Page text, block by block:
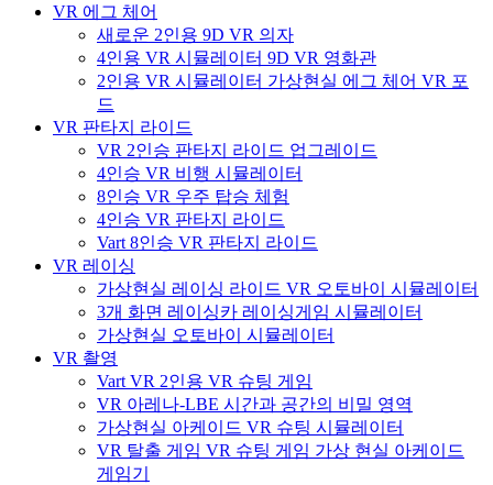
VR 에그 체어
새로운 2인용 9D VR 의자
4인용 VR 시뮬레이터 9D VR 영화관
2인용 VR 시뮬레이터 가상현실 에그 체어 VR 포
드
VR 판타지 라이드
VR 2인승 판타지 라이드 업그레이드
4인승 VR 비행 시뮬레이터
8인승 VR 우주 탑승 체험
4인승 VR 판타지 라이드
Vart 8인승 VR 판타지 라이드
VR 레이싱
가상현실 레이싱 라이드 VR 오토바이 시뮬레이터
3개 화면 레이싱카 레이싱게임 시뮬레이터
가상현실 오토바이 시뮬레이터
VR 촬영
Vart VR 2인용 VR 슈팅 게임
VR 아레나-LBE 시간과 공간의 비밀 영역
가상현실 아케이드 VR 슈팅 시뮬레이터
VR 탈출 게임 VR 슈팅 게임 가상 현실 아케이드
게임기